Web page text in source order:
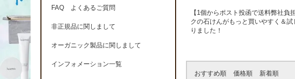
【1個からポスト投函で送料弊社負
クの石けんがもっと買いやすく＆試
りました！
おすすめ順 価格順 新着順
FAQ よくあるご質問
非正規品に関しまして
オーガニック製品に関しまして
インフォメーション一覧